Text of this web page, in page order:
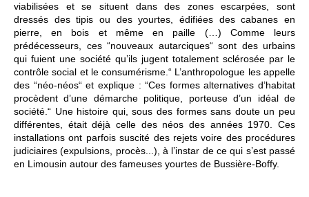
viabilisées et se situent dans des zones escarpées, sont
dressés des tipis ou des yourtes, édifiées des cabanes en
pierre, en bois et même en paille (…) Comme leurs
prédécesseurs, ces “nouveaux autarciques“ sont des urbains
qui fuient une société qu’ils jugent totalement sclérosée par le
contrôle social et le consumérisme.“ L’anthropologue les appelle
des “néo-néos“ et explique : “Ces formes alternatives d’habitat
procèdent d’une démarche politique, porteuse d’un idéal de
société.“ Une histoire qui, sous des formes sans doute un peu
différentes, était déjà celle des néos des années 1970. Ces
installations ont parfois suscité des rejets voire des procédures
judiciaires (expulsions, procès...), à l’instar de ce qui s’est passé
en Limousin autour des fameuses yourtes de Bussière-Boffy.